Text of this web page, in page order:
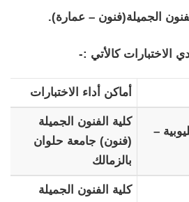
الجميلة(فنون – عمارة).
الاختبارات كالأتي :-
أماكن أداء الاختبارات
–
كلية الفنون الجميلة
(فنون) جامعة حلوان
بالزمالك
كلية الفنون الجميلة